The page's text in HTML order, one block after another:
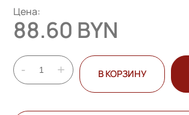
Цена:
88.60 BYN
- + В КОРЗИНУ